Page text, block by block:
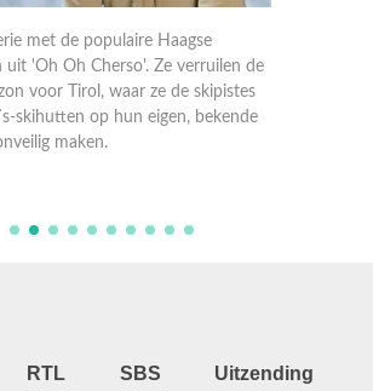
met de populaire Haagse
uit 'Oh Oh Cherso'. Ze verruilen de
voor Tirol, waar ze de skipistes
skihutten op hun eigen, bekende
maken.
RTL
SBS
Uitzending